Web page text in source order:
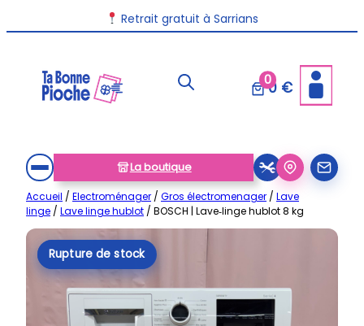
au
Retrait gratuit à Sarrians
Livraison disponible dans toute la France
00 €
La boutique
Accueil / Electroménager / Gros électromenager / Lave
linge / Lave linge hublot / BOSCH | Lave‑linge hublot 8 kg